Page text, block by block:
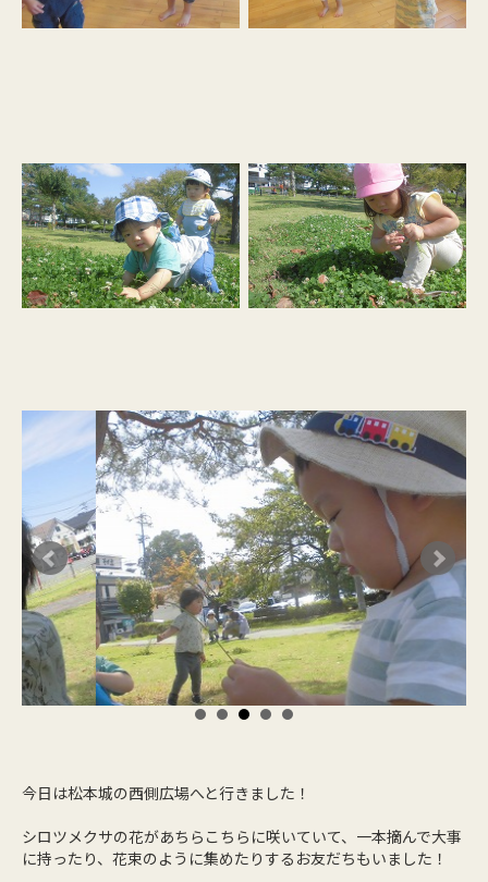
今日は松本城の西側広場へと行きました！
シロツメクサの花があちらこちらに咲いていて、一本摘んで大事
に持ったり、花束のように集めたりするお友だちもいました！